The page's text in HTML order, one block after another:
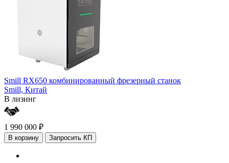
Smill RX650 комбинированный фрезерный станок
Smill, Китай
В лизинг
1 990 000 ₽
В корзину Запросить КП